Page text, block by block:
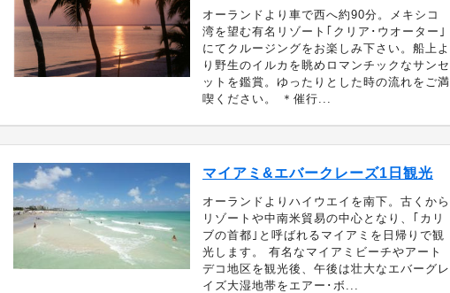
オーランドより車で西へ約90分。メキシコ
湾を望む有名リゾート｢クリア･ウオーター｣
にてクルージングをお楽しみ下さい。船上よ
り野生のイルカを眺めロマンチックなサンセ
ットを鑑賞。ゆったりとした時の流れをご満
喫ください。 ＊催行...
マイアミ&エバークレーズ1日観光
オーランドよりハイウエイを南下。古くから
リゾートや中南米貿易の中心となり、｢カリ
ブの首都｣と呼ばれるマイアミを日帰りで観
光します。 有名なマイアミビーチやアート
デコ地区を観光後、午後は壮大なエバーグレ
イズ大湿地帯をエアー･ボ...